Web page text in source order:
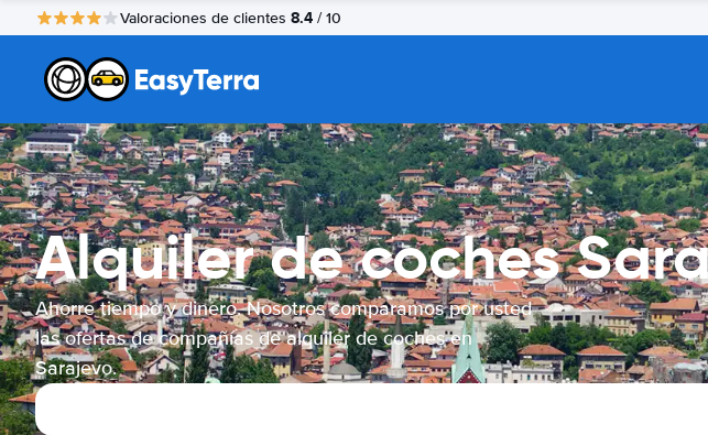
Valoraciones de clientes 8.4 / 10
Alquiler de coches
Ahorre tiempo y dinero. Nosotros comparamos por usted
las ofertas de compañías de alquiler de coches en
Sarajevo.